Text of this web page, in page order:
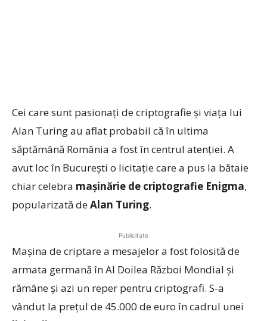
Cei care sunt pasionaţi de criptografie şi viaţa lui
Alan Turing au aflat probabil că în ultima
săptămână România a fost în centrul atenţiei. A
avut loc în Bucureşti o licitaţie care a pus la bătaie
chiar celebra maşinărie de criptografie Enigma,
popularizată deAlan Turing.
Publicitate
Maşina de criptare a mesajelor a fost folosită de
armata germană în Al Doilea Război Mondial şi
rămâne şi azi un reper pentru criptografi. S-a
vândut la preţul de 45.000 de euro în cadrul unei